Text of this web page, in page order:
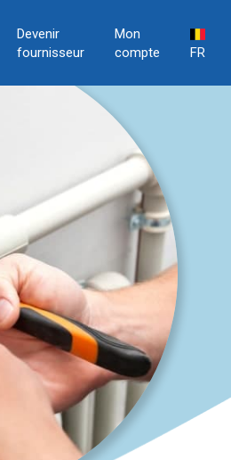
Devenir
fournisseur
Mon
compte
FR